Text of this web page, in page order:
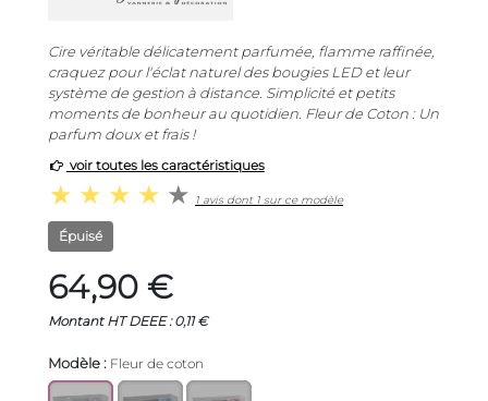
Cire véritable délicatement parfumée, flamme raffinée,
craquez pour l'éclat naturel des bougies LED et leur
système de gestion à distance. Simplicité et petits
moments de bonheur au quotidien. Fleur de Coton : Un
parfum doux et frais !
voir toutes les caractéristiques
1 avis dont 1 sur ce modèle
Épuisé
64,90 €
Montant HT DEEE : 0,11 €
Modèle : Fleur de coton